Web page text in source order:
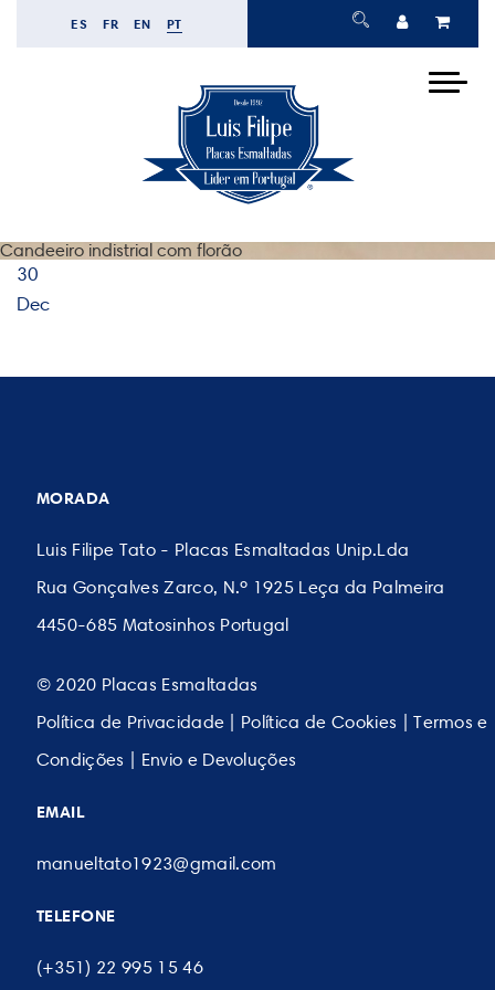
ES FR EN PT
Candeeiro indistrial com florão
30
Dec
MORADA
Luis Filipe Tato - Placas Esmaltadas Unip.Lda
Rua Gonçalves Zarco, N.º 1925 Leça da Palmeira
4450-685 Matosinhos Portugal
© 2020 Placas Esmaltadas
Política de Privacidade
Política de Cookies |Termos e
Condições
Envio e Devoluções
EMAIL
manueltato1923@gmail.com
TELEFONE
(+351) 22 995 15 46